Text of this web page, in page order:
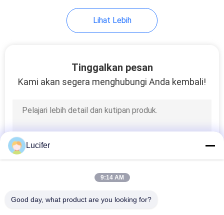
Lihat Lebih
Tinggalkan pesan
Kami akan segera menghubungi Anda kembali!
Lucifer
9:14 AM
Good day, what product are you looking for?